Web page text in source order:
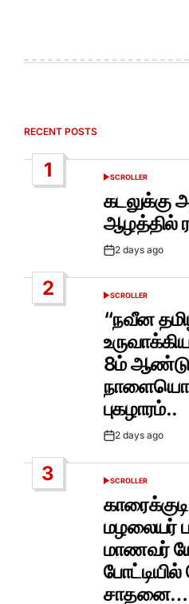
RECENT POSTS
1
POSTED
SCROLLER
கடலுக்கு
ஆழத்தில்
Post2 days ago
2
POSTED
IN
SCROLLER
“நவீன
8ம் ஆண்டு
புகழாரம்..
Post2 days ago
3
POSTED
SCROLLER
மழலையர்
மாணவர்
சாதனை…